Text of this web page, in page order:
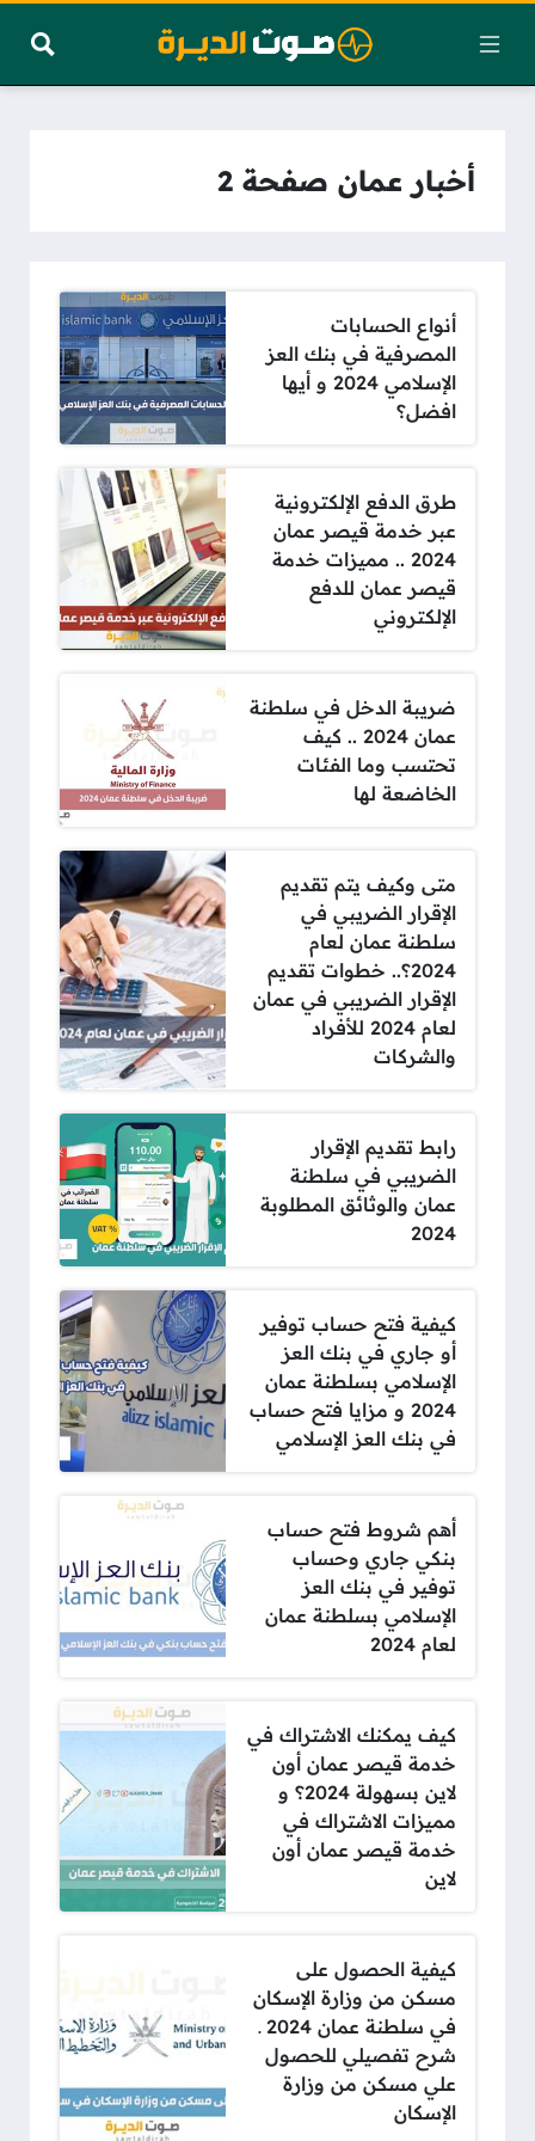
أخبار عمان صفحة 2
أنواع الحسابات
المصرفية في بنك العز
الإسلامي 2024 و أيها
افضل؟
طرق الدفع الإلكترونية
عبر خدمة قيصر عمان
2024 .. مميزات خدمة
قيصر عمان للدفع
الإلكتروني
ضريبة الدخل في سلطنة
عمان 2024 .. كيف
تحتسب وما الفئات
الخاضعة لها
متى وكيف يتم تقديم
الإقرار الضريبي في
سلطنة عمان لعام
2024؟.. خطوات تقديم
الإقرار الضريبي في عمان
لعام 2024 للأفراد
والشركات
رابط تقديم الإقرار
الضريبي في سلطنة
عمان والوثائق المطلوبة
2024
كيفية فتح حساب توفير
أو جاري في بنك العز
الإسلامي بسلطنة عمان
2024 و مزايا فتح حساب
في بنك العز الإسلامي
أهم شروط فتح حساب
بنكي جاري وحساب
توفير في بنك العز
الإسلامي بسلطنة عمان
لعام 2024
كيف يمكنك الاشتراك في
خدمة قيصر عمان أون
لاين بسهولة 2024؟ و
مميزات الاشتراك في
خدمة قيصر عمان أون
لاين
كيفية الحصول على
مسكن من وزارة الإسكان
في سلطنة عمان 2024 ـ
شرح تفصيلي للحصول
علي مسكن من وزارة
الإسكان